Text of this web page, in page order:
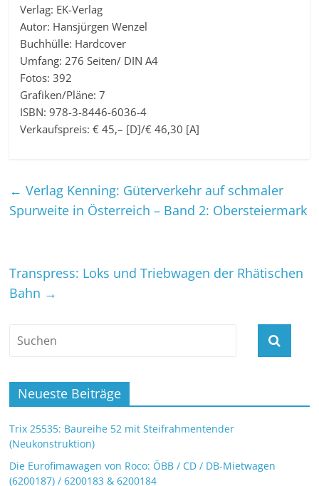
Verlag: EK-Verlag
Autor: Hansjürgen Wenzel
Buchhülle: Hardcover
Umfang: 276 Seiten/ DIN A4
Fotos: 392
Grafiken/Pläne: 7
ISBN: 978-3-8446-6036-4
Verkaufspreis: € 45,– [D]/€ 46,30 [A]
← Verlag Kenning: Güterverkehr auf schmaler
Spurweite in Österreich – Band 2: Obersteiermark
Transpress: Loks und Triebwagen der Rhätischen
Bahn →
Neueste Beiträge
Trix 25535: Baureihe 52 mit Steifrahmentender
(Neukonstruktion)
Die Eurofimawagen von Roco: ÖBB / CD / DB-Mietwagen
(6200187) / 6200183 & 6200184